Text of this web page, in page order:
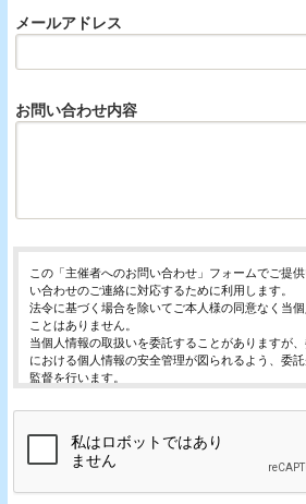
メールアドレス
お問い合わせ内容
この「主催者へのお問い合わせ」フォームでご提
い合わせのご連絡に対応するために利用します。
法令に基づく場合を除いてご本人様の同意なく当
ことはありません。
当個人情報の取扱いを委託することがありますが
における個人情報の安全管理が図られるよう、委
監督を行います。
止・消去および第三者への提供の停止（「開示等」
開示等の求めは、以下の「個人情報苦情及び相談
ご入力頂く情報の提供は任意となっております。た
当ホームページではご利用状況の統計調査のためク